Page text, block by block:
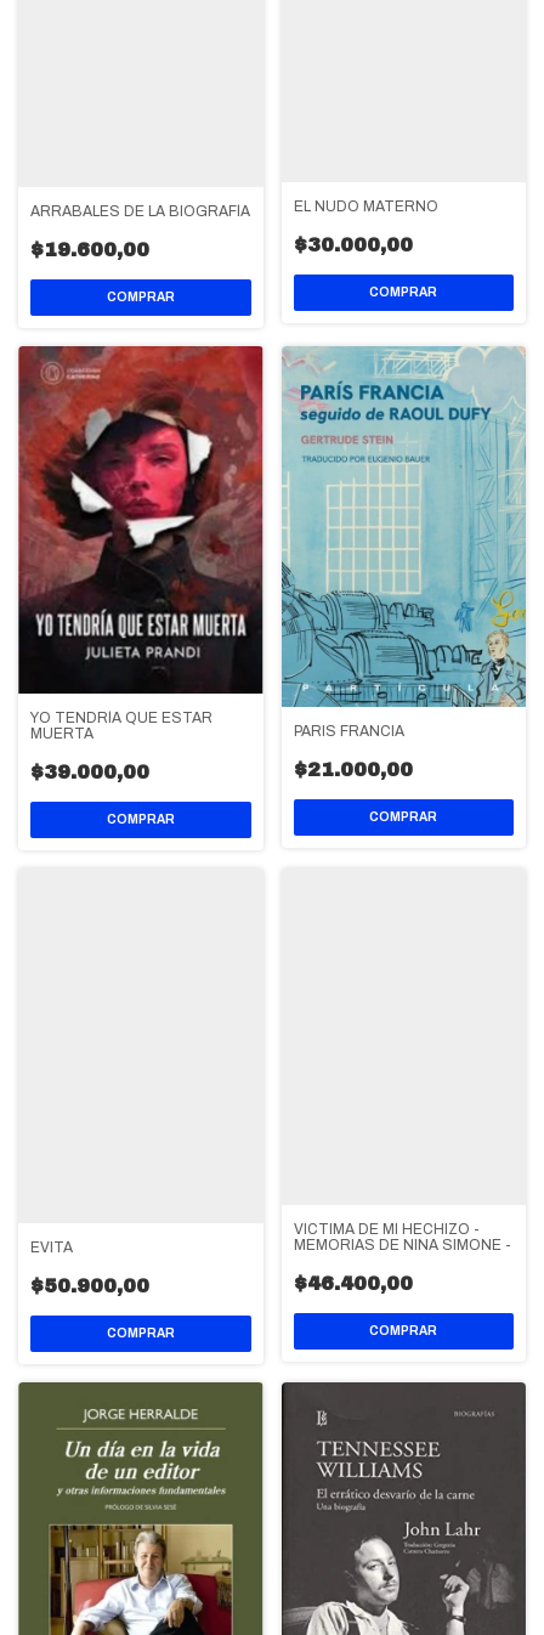
ARRABALES DE LA BIOGRAFÍA
$19.600,00
EL NUDO MATERNO
$30.000,00
YO TENDRÍA QUE ESTAR
MUERTA
$39.000,00
PARIS FRANCIA
$21.000,00
EVITA
$50.900,00
VICTIMA DE MI HECHIZO -
MEMORIAS DE NINA SIMONE -
$46.400,00